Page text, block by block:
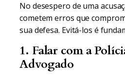
No desespero de uma
cometem erros que
sua defesa. Evitá-los é
1. Falar com a
Advogado